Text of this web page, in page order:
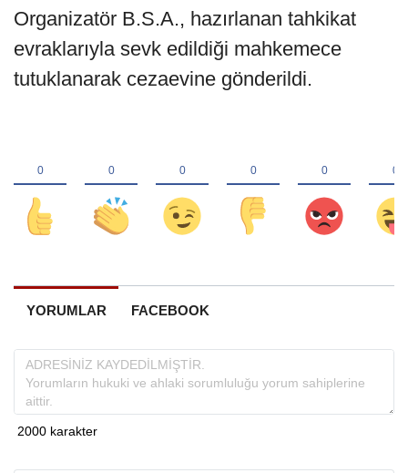
Organizatör B.S.A., hazırlanan tahkikat
evraklarıyla sevk edildiği mahkemece
tutuklanarak cezaevine gönderildi.
YORUMLAR FACEBOOK